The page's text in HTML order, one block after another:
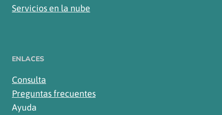
Servicios en la nube
ENLACES
Consulta
Preguntas frecuentes
Ayuda